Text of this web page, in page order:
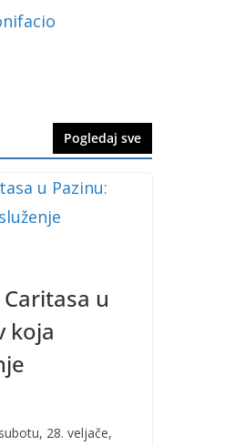
Pogledaj sve
u
koja
28. veljače,